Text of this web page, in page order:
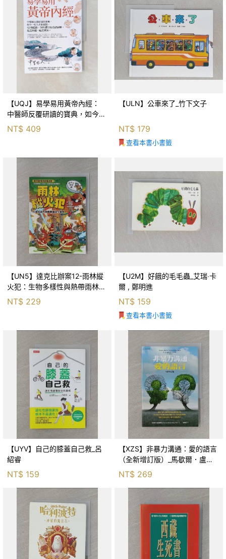
【UQJ】易學易用黃帝內經：
中醫師反覆研讀的寶典，如今一
般人也能實踐。12條經絡、365
個穴位白話詳解，經之所過，病
NT$ 409
【ULN】公車來了_竹下文子
NT$ 179
查看本書小書籤
【UN5】達克比辦案12-雨林縱
火犯：生物多樣性與熱帶雨林生
態系_柯智元
NT$ 229
【U2M】好餓的毛毛蟲_艾瑞‧卡
爾 , 鄭明進
NT$ 159
查看本書小書籤
【UYV】自己的膝蓋自己救_呂
紹睿
NT$ 159
【XZS】非暴力溝通：愛的語言
（全新增訂版）_馬歇爾．盧森
堡, 蕭寶森
NT$ 269